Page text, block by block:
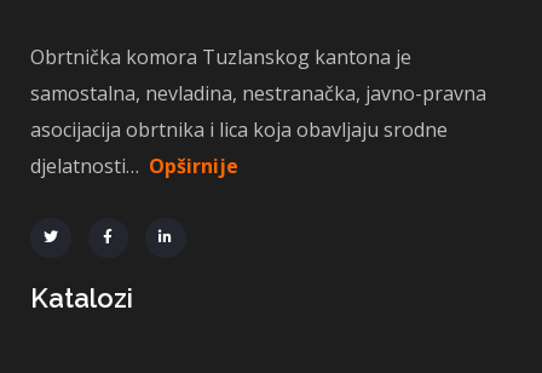
Obrtnička komora Tuzlanskog kantona je
samostalna, nevladina, nestranačka, javno-pravna
asocijacija obrtnika i lica koja obavljaju srodne
djelatnosti… Opširnije
Katalozi